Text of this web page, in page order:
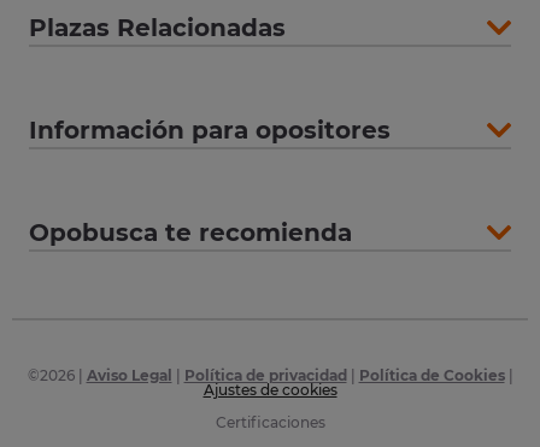
Plazas Relacionadas
Información para opositores
Opobusca te recomienda
©2026| Aviso Legal Política de privacidad Política de Cookies|
Ajustes de cookies
Certificaciones